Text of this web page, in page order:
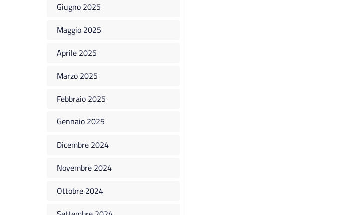
Giugno 2025
Maggio 2025
Aprile 2025
Marzo 2025
Febbraio 2025
Gennaio 2025
Dicembre 2024
Novembre 2024
Ottobre 2024